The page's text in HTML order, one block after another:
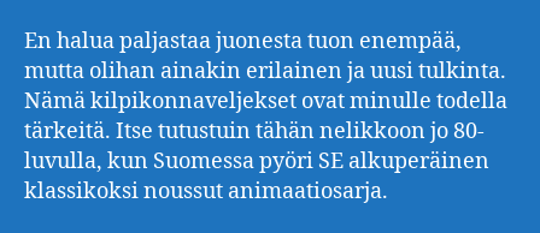
En halua paljastaa juonesta tuon enempää,
mutta olihan ainakin erilainen ja uusi tulkinta.
Nämä kilpikonnaveljekset ovat minulle todella
tärkeitä. Itse tutustuin tähän nelikkoon jo 80-
luvulla, kun Suomessa pyöri SE alkuperäinen
klassikoksi noussut animaatiosarja.